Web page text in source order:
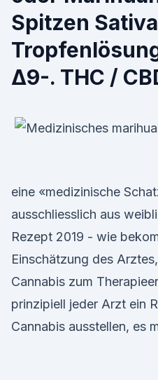
Spitzen
Δ9-. THC /
eine «medizinische
ausschliesslich aus
Rezept 2019 - wie
Einschätzung des
Cannabis zum
prinzipiell jeder Arzt ein
Cannabis ausstellen, es